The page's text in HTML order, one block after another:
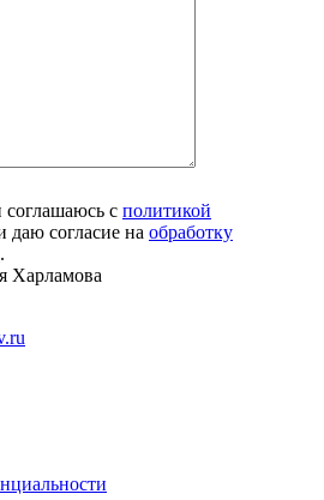
соглашаюсь с политикой
даю согласие на обработку
.